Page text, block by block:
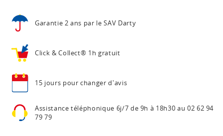
Garantie 2 ans par le SAV Darty
Click & Collect® 1h gratuit
15 jours pour changer d'avis
Assistance téléphonique 6j/7 de 9h à 18h30 au 02 62 94
79 79